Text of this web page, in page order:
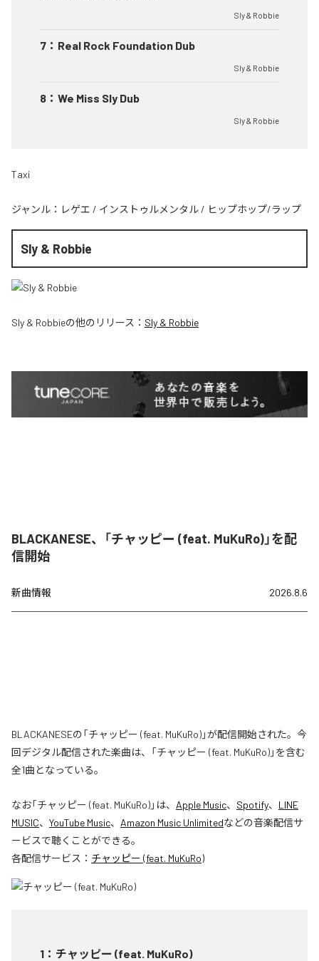
Sly & Robbie
7 ： Real Rock Foundation Dub
Sly & Robbie
8 ： We Miss Sly Dub
Sly & Robbie
Taxi
ジャンル： レゲエ / インストゥルメンタル / ヒップホップ/ラップ
Sly & Robbie
Sly & Robbieの他のリリース： Sly & Robbie
BLACKANESE、「チャッピー (feat. MuKuRo)」を配
信開始
新曲情報 2026.8.6
BLACKANESEの「チャッピー (feat. MuKuRo)」が配信開始された。今
回デジタル配信された楽曲は、「チャッピー (feat. MuKuRo)」を含む
全1曲となっている。
なお「チャッピー (feat. MuKuRo)」は、 Apple Music、 Spotify、 LINE
MUSIC、 YouTube Music、 Amazon Music Unlimitedなどの音楽配信サ
ービスで聴くことができる。
各配信サービス： チャッピー (feat. MuKuRo)
1 ： チャッピー (feat. MuKuRo)